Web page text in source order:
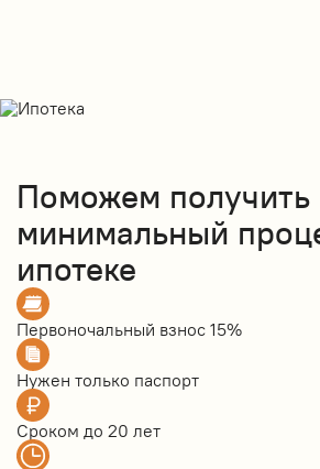
Поможем получить
минимальный
ипотеке
Первоночальный взнос 15%
Нужен только паспорт
Сроком до 20 лет